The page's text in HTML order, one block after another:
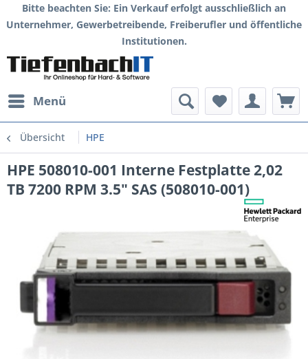
Bitte beachten Sie: Ein Verkauf erfolgt ausschließlich an
Unternehmer, Gewerbetreibende, Freiberufler und öffentliche
Institutionen.
Menü
Übersicht HPE
HPE 508010-001 Interne Festplatte 2,02
TB 7200 RPM 3.5" SAS (508010-001)